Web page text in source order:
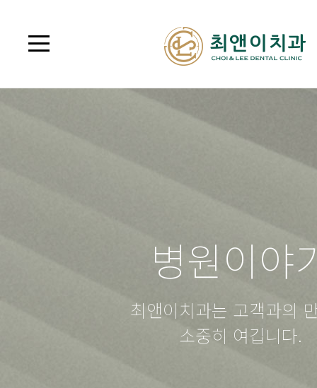
병원이야
최앤이치과는 고객과의
소중히 여깁니다.